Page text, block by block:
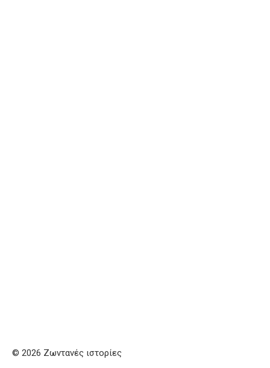
© 2026 Ζωντανές ιστορίες